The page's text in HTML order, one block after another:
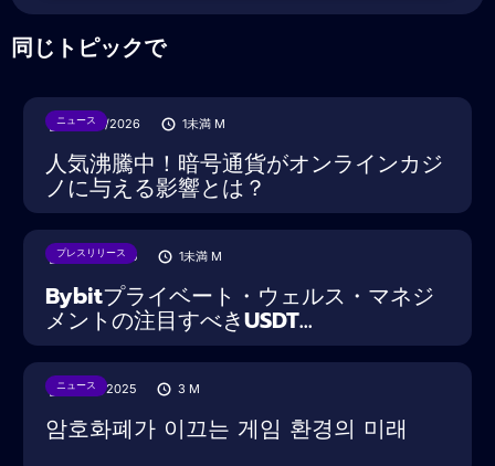
同じトピックで
ニュース
28/07/2026 1未満 M
人気沸騰中！暗号通貨がオンラインカジ
ノに与える影響とは？
プレスリリース
18/08/2025 1未満 M
Bybitプライベート・ウェルス・マネジ
メントの注目すべきUSDT...
ニュース
15/08/2025 3 M
암호화폐가 이끄는 게임 환경의 미래